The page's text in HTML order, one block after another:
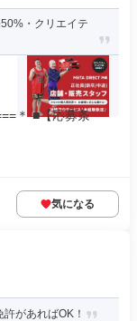
・クリエイテ
＊ ■【応募条
気になる
があればOK！